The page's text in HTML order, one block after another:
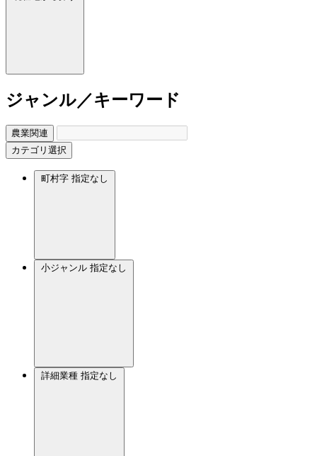
ジャンル／キーワード
農業関連
カテゴリ選択
町村字 指定なし
小ジャンル 指定なし
詳細業種 指定なし